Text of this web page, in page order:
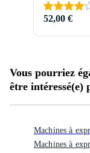
52,00 €
Vous pourriez
être intéressé(e)
Machines à
Machines à